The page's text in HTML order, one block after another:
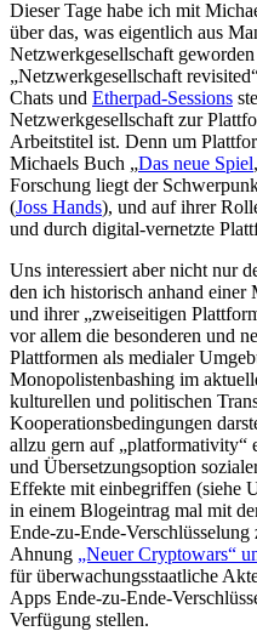
Dieser Tage habe ich mit
über das, was eigentlich aus
Netzwerkgesellschaft
„Netzwerkgesellschaft
Chats und Etherpad-Sessions
Netzwerkgesellschaft zur
Arbeitstitel ist. Denn um
Michaels Buch „Das neue Spiel
Forschung liegt der
(Joss Hands), und auf ihrer
und durch digital-vernetzte
Uns interessiert aber nicht nur
den ich historisch anhand einer
und ihrer „zweiseitigen
vor allem die besonderen und
Plattformen als medialer
Monopolistenbashing im
kulturellen und politischen
Kooperationsbedingungen
allzu gern auf „platformativity“
und Übersetzungsoption
Effekte mit einbegriffen (siehe
in einem Blogeintrag mal mit
Ende-zu-Ende-
Ahnung „Neuer Cryptowars“
für überwachungsstaatliche
Apps Ende-zu-Ende-
Verfügung stellen.